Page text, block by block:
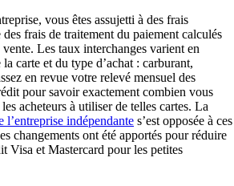
vous êtes assujetti à des frais
des frais de traitement du paiement calculés
Les taux interchanges varient en
carte et du type d’achat : carburant,
en revue votre relevé mensuel des
pour savoir exactement combien vous
acheteurs à utiliser de telles cartes. La
l’entreprise indépendante s’est opposée à ces
changements ont été apportés pour réduire
Visa et Mastercard pour les petites